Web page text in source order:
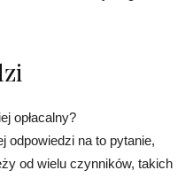
opłacalny?
odpowiedzi na to pytanie,
od wielu czynników, takich